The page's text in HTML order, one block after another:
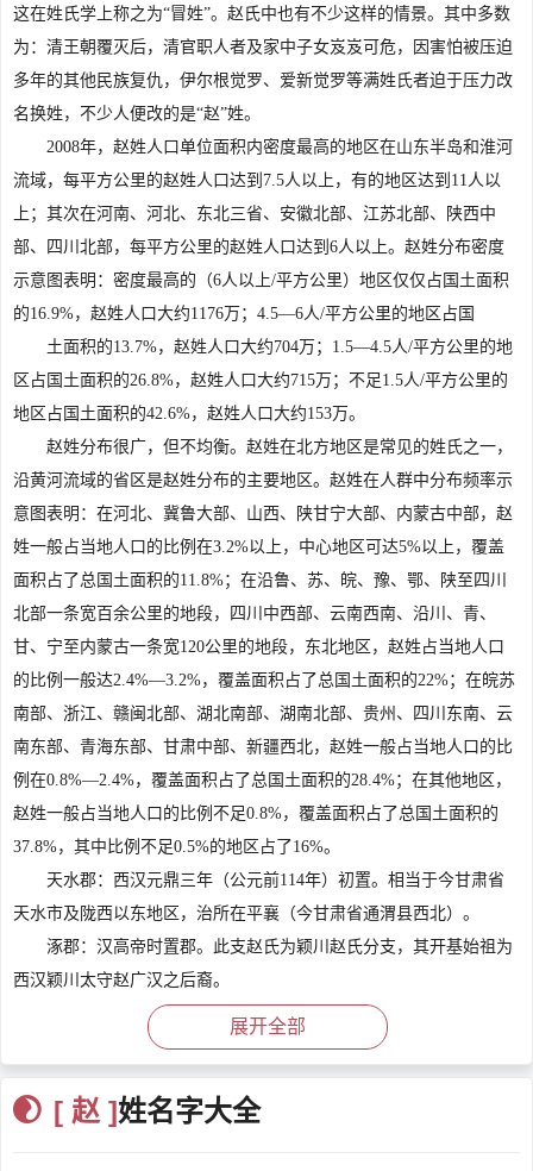
这在姓氏学上称之为“冒姓”。赵氏中也有不少这样的情景。其中多数
为：清王朝覆灭后，清官职人者及家中子女岌岌可危，因害怕被压迫
多年的其他民族复仇，伊尔根觉罗、爱新觉罗等满姓氏者迫于压力改
名换姓，不少人便改的是“赵”姓。
2008年，赵姓人口单位面积内密度最高的地区在山东半岛和淮河
流域，每平方公里的赵姓人口达到7.5人以上，有的地区达到11人以
上；其次在河南、河北、东北三省、安徽北部、江苏北部、陕西中
部、四川北部，每平方公里的赵姓人口达到6人以上。赵姓分布密度
示意图表明：密度最高的（6人以上/平方公里）地区仅仅占国土面积
的16.9%，赵姓人口大约1176万；4.5—6人/平方公里的地区占国
土面积的13.7%，赵姓人口大约704万；1.5—4.5人/平方公里的地
区占国土面积的26.8%，赵姓人口大约715万；不足1.5人/平方公里的
地区占国土面积的42.6%，赵姓人口大约153万。
赵姓分布很广，但不均衡。赵姓在北方地区是常见的姓氏之一，
沿黄河流域的省区是赵姓分布的主要地区。赵姓在人群中分布频率示
意图表明：在河北、冀鲁大部、山西、陕甘宁大部、内蒙古中部，赵
姓一般占当地人口的比例在3.2%以上，中心地区可达5%以上，覆盖
面积占了总国土面积的11.8%；在沿鲁、苏、皖、豫、鄂、陕至四川
北部一条宽百余公里的地段，四川中西部、云南西南、沿川、青、
甘、宁至内蒙古一条宽120公里的地段，东北地区，赵姓占当地人口
的比例一般达2.4%—3.2%，覆盖面积占了总国土面积的22%；在皖苏
南部、浙江、赣闽北部、湖北南部、湖南北部、贵州、四川东南、云
南东部、青海东部、甘肃中部、新疆西北，赵姓一般占当地人口的比
例在0.8%—2.4%，覆盖面积占了总国土面积的28.4%；在其他地区，
赵姓一般占当地人口的比例不足0.8%，覆盖面积占了总国土面积的
37.8%，其中比例不足0.5%的地区占了16%。
天水郡：西汉元鼎三年（公元前114年）初置。相当于今甘肃省
天水市及陇西以东地区，治所在平襄（今甘肃省通渭县西北）。
涿郡：汉高帝时置郡。此支赵氏为颖川赵氏分支，其开基始祖为
西汉颖川太守赵广汉之后裔。
南阳郡：战国时秦国置郡。此支赵氏为天水赵氏分支，其开基始
祖为东汉太傅赵嘉。
兆君尹赵广汉。
展开全部
[ 赵 ]姓名字大全